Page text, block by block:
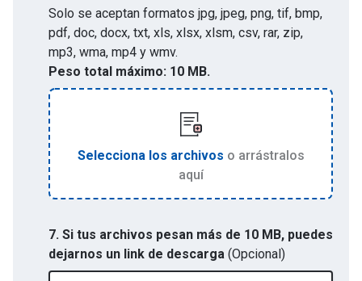
Solo se aceptan formatos jpg, jpeg, png, tif, bmp,
pdf, doc, docx, txt, xls, xlsx, xlsm, csv, rar, zip,
mp3, wma, mp4 y wmv.
Peso total máximo: 10 MB.
Selecciona los archivos o arrástralos
aquí
7. Si tus archivos pesan más de 10 MB, puedes
dejarnos un link de descarga (Opcional)